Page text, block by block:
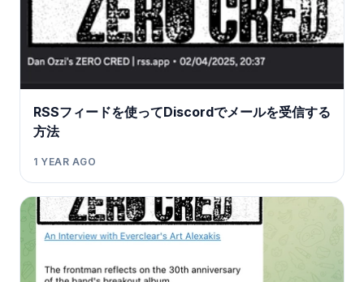
RSSフィードを使ってDiscordでメールを受信する
方法
1 YEAR AGO